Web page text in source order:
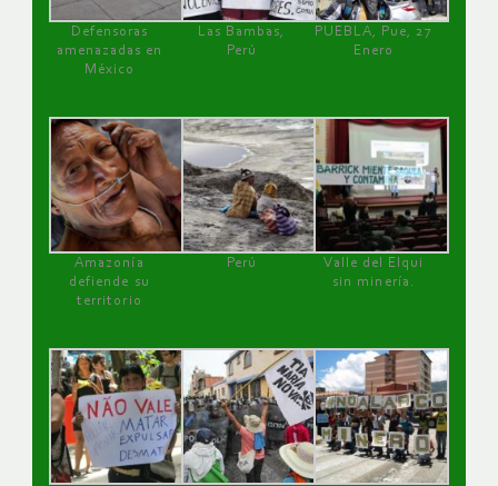
Defensoras
amenazadas en
México
Las Bambas,
Perú
PUEBLA, Pue, 27
Enero
Amazonía
defiende su
territorio
Perú
Valle del Elqui
sin minería.